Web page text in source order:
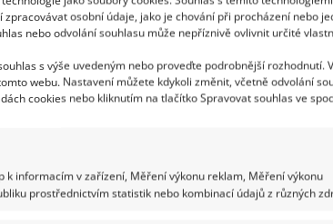
osobní údaje, jako je chování při procházení nebo
nebo odvolání souhlasu může nepříznivě ovlivnit určité
s výše uvedeným nebo proveďte podrobnější rozhodnutí.
webu. Nastavení můžete kdykoli změnit, včetně odvolání
cookies nebo kliknutím na tlačítko Spravovat souhlas ve
k informacím v zařízení, Měření výkonu reklam, Měření výkonu
prostřednictvím statistik nebo kombinací údajů z různých
z místa na místo, tak při
do jiné části bytu, kam
stalo a vy jste měli na
s celým květináčem na 10 minut